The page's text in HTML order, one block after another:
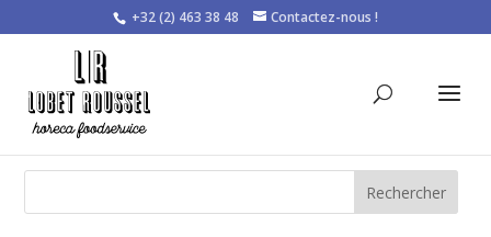
+32 (2) 463 38 48 Contactez-nous !
Rechercher